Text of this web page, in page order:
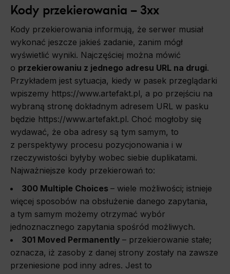
Kody przekierowania – 3xx
Kody przekierowania informują, że serwer musiał
wykonać jeszcze jakieś zadanie, zanim mógł
wyświetlić wyniki. Najczęściej można mówić
o przekierowaniu z jednego adresu URL na drugi.
Przykładem jest sytuacja, kiedy w pasek przeglądarki
wpiszemy https://www.artefakt.pl, a po przejściu na
wybraną stronę dokładnym adresem URL w pasku
będzie https://www.artefakt.pl. Choć mogłoby się
wydawać, że oba adresy są tym samym, to
z perspektywy procesu pozycjonowania i w
rzeczywistości byłyby wobec siebie duplikatami.
Najważniejsze kody przekierowań to:
300 Multiple Choices – wiele możliwości; istnieje
więcej sposobów na obsłużenie danego zapytania,
a tym samym możemy otrzymać wybór
jednoznacznego zapytania spośród możliwych.
301 Moved Permanently – przekierowanie stałe;
oznacza, iż zasoby z danej strony zostały na zawsze
przeniesione pod inny adres. Jest to